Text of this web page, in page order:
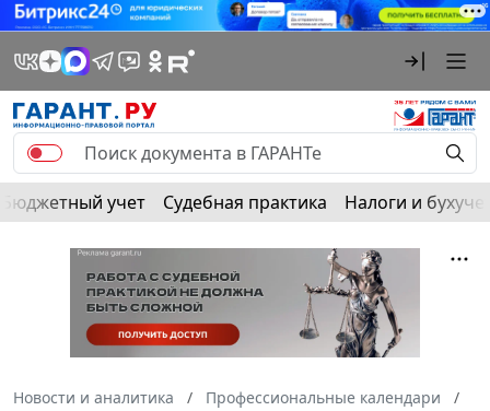
Бюджетный учет Судебная практика Налоги и
Новости и аналитика
Профессиональные календари